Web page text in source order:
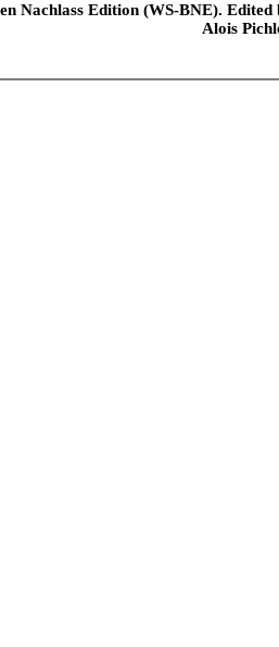
Nachlass Edition (WS-BNE).
Alois